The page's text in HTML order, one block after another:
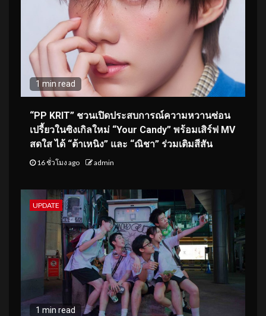
1 min read
“PP KRIT” ชวนเปิดประสบการณ์ความหวานซ่อน
เปรี้ยวในซิงเกิลใหม่ “Your Candy” พร้อมเสิร์ฟ MV
สดใส ได้ “ต้าเหนิง” และ “ณิชา” ร่วมเติมสีสัน
16 ชั่วโมง ago admin
UPDATE
1 min read